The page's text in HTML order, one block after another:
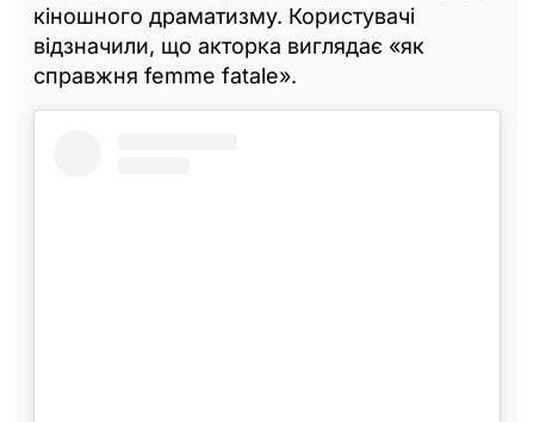
кіношного драматизму. Користувачі
відзначили, що акторка виглядає «як
справжня femme fatale».